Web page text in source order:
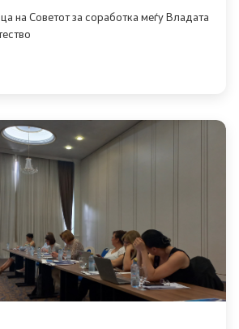
еден клик до сите услуги
на Советот за соработка меѓу Владата